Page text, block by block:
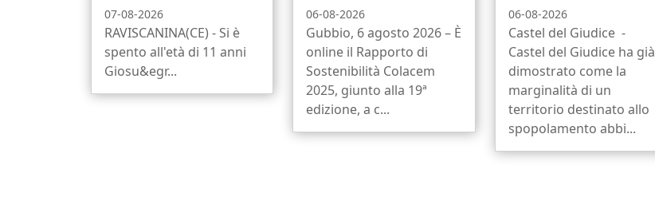
07-08-2026
RAVISCANINA(CE) - Si è
spento all'età di 11 anni
Giosu&egr...
06-08-2026
Gubbio, 6 agosto 2026 – È
online il Rapporto di
Sostenibilità Colacem
2025, giunto alla 19ª
edizione, a c...
06-08-2026
Castel del Giudice -
Castel del Giudice ha già
dimostrato come la
marginalità di un
territorio destinato allo
spopolamento abbi...